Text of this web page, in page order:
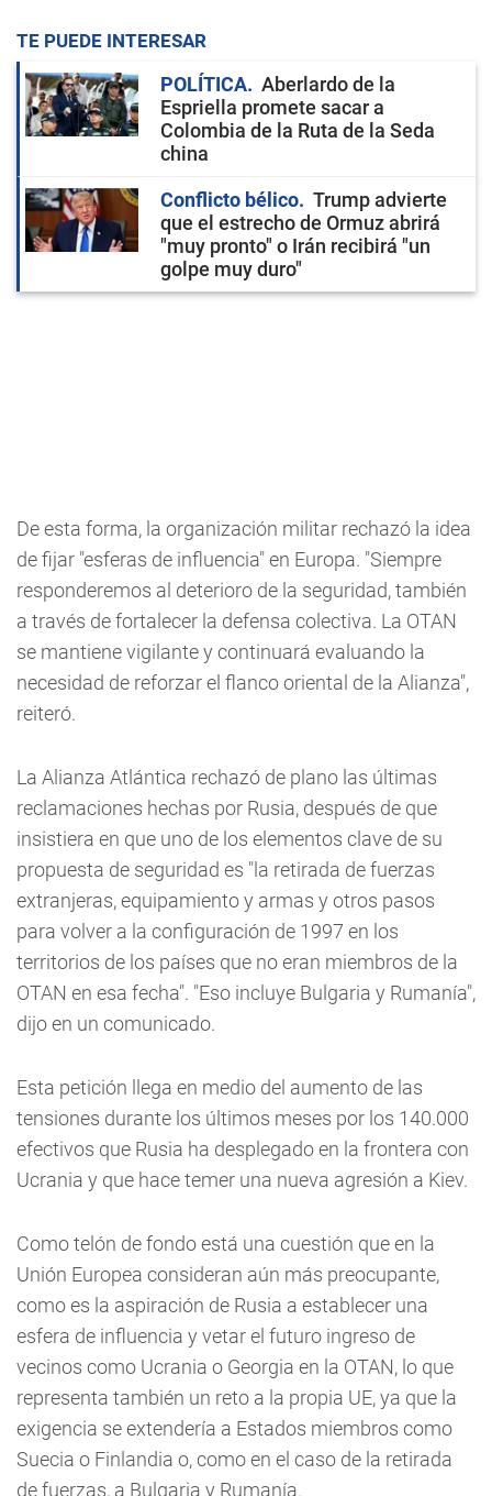
TE PUEDE INTERESAR
POLÍTICA
Aberlardo de la
Espriella promete sacar a
Colombia de la Ruta de la Seda
china
Conflicto bélico
Trump advierte
que el estrecho de Ormuz abrirá
"muy pronto" o Irán recibirá "un
golpe muy duro"
De esta forma, la organización militar rechazó la idea
de fijar "esferas de influencia" en Europa. "Siempre
responderemos al deterioro de la seguridad, también
a través de fortalecer la defensa colectiva. La OTAN
se mantiene vigilante y continuará evaluando la
necesidad de reforzar el flanco oriental de la Alianza",
reiteró.
La Alianza Atlántica rechazó de plano las últimas
reclamaciones hechas por Rusia, después de que
insistiera en que uno de los elementos clave de su
propuesta de seguridad es "la retirada de fuerzas
extranjeras, equipamiento y armas y otros pasos
para volver a la configuración de 1997 en los
territorios de los países que no eran miembros de la
OTAN en esa fecha". "Eso incluye Bulgaria y Rumanía",
dijo en un comunicado.
Esta petición llega en medio del aumento de las
tensiones durante los últimos meses por los 140.000
efectivos que Rusia ha desplegado en la frontera con
Ucrania y que hace temer una nueva agresión a Kiev.
Como telón de fondo está una cuestión que en la
Unión Europea consideran aún más preocupante,
como es la aspiración de Rusia a establecer una
esfera de influencia y vetar el futuro ingreso de
vecinos como Ucrania o Georgia en la OTAN, lo que
representa también un reto a la propia UE, ya que la
exigencia se extendería a Estados miembros como
Suecia o Finlandia o, como en el caso de la retirada
de fuerzas, a Bulgaria y Rumanía.